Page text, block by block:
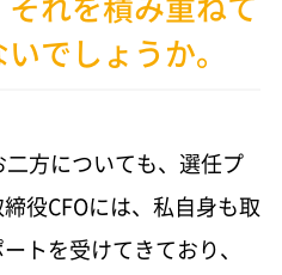
でしょうか。
方についても、選任プ
役CFOには、私自身も取
トを受けてきており、